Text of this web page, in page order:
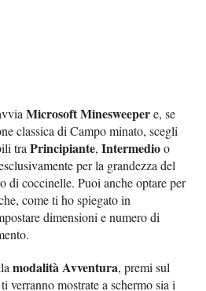
Microsoft Minesweepere, se
classica di Campo minato, scegli
traPrincipiante,Intermedioo
per la grandezza del
di coccinelle. Puoi anche optare per
come ti ho spiegato in
dimensioni e numero di
modalità Avventura, premi sul
verranno mostrate a schermo sia i